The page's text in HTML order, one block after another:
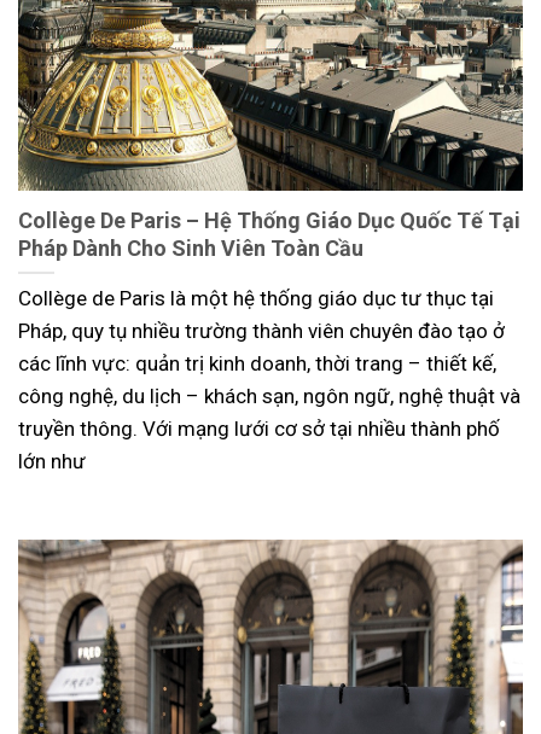
Collège De Paris – Hệ Thống Giáo Dục Quốc Tế Tại
Pháp Dành Cho Sinh Viên Toàn Cầu
Collège de Paris là một hệ thống giáo dục tư thục tại
Pháp, quy tụ nhiều trường thành viên chuyên đào tạo ở
các lĩnh vực: quản trị kinh doanh, thời trang – thiết kế,
công nghệ, du lịch – khách sạn, ngôn ngữ, nghệ thuật và
truyền thông. Với mạng lưới cơ sở tại nhiều thành phố
lớn như